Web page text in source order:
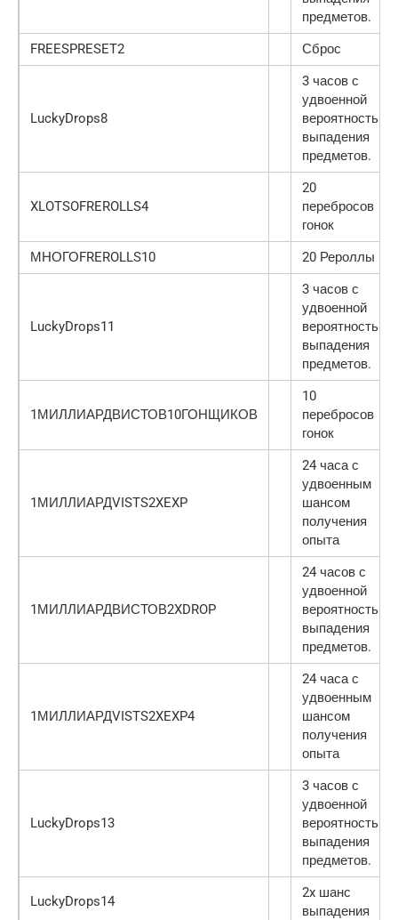
предметов.
FREESPRESET2
Сброс
LuckyDrops8
3 часов с
удвоенной
вероятностью
выпадения
предметов.
XLOTSOFREROLLS4
20
перебросов
гонок
МНОГОFREROLLS10
20 Рероллы
LuckyDrops11
3 часов с
удвоенной
вероятностью
выпадения
предметов.
1МИЛЛИАРДВИСТОВ10ГОНЩИКОВ
10
перебросов
гонок
1МИЛЛИАРДVISTS2XEXP
24 часа с
удвоенным
шансом
получения
опыта
1МИЛЛИАРДВИСТОВ2XDROP
24 часов с
удвоенной
вероятностью
выпадения
предметов.
1МИЛЛИАРДVISTS2XEXP4
24 часа с
удвоенным
шансом
получения
опыта
LuckyDrops13
3 часов с
удвоенной
вероятностью
выпадения
предметов.
LuckyDrops14
2x шанс
выпадения